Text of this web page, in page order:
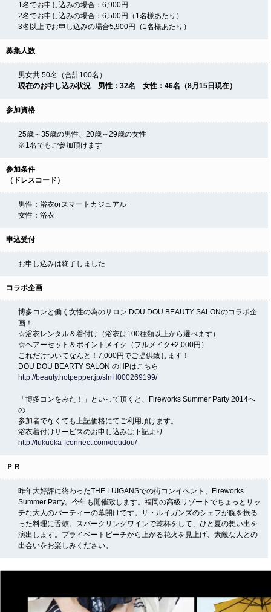
1名でお申し込みの場合：6,900円
2名でお申し込みの場合：6,500円（1名様あたり）
3名以上でお申し込みの場合5,900円（1名様あたり）
募集人数
男女共 50名（合計100名）
現在のお申し込み状況 男性：32名 女性：46名（8月15日現在）
参加資格
25歳～35歳の男性、20歳～29歳の女性
※1名でもご参加頂けます
参加条件
（ドレスコード）
男性：浴衣orスマートカジュアル
女性：浴衣
申込受付
お申し込みは終了しました
コラボ企画
博多コンと働く女性の為のサロン DOU DOU BEAUTY SALONのコラボ企
画！
☆浴衣レンタル＆着付け（浴衣は100種類以上から選べます）
☆ヘアーセット＆ポイントメイク（フルメイク+2,000円）
これだけついてなんと！7,000円でご提供致します！
DOU DOU BEARTY SALON のHPはこちら
http://beauty.hotpepper.jp/slnH000269199/
「博多コンをみた！」といって頂くと、Fireworks Summer Party 2014へ
の
参加者でなくても上記価格にてご利用頂けます。
浴衣着付けサービスのお申し込みは下記より
http://fukuoka-fconnect.com/doudou/
ＰＲ
昨年大好評に終わったTHE LUIGANSでの街コンイベント、Fireworks
Summer Party。今年も開催致します。福岡の高級リゾートでちょっとリッ
チな大人のパーティーの幕開けです。ザ・ルイガンズのシェフが腕を振る
った料理に舌鼓。スパークリングワインで乾杯をして、ひと夏の想い出を
演出します。プライベートビーチから上がる花火を見上げ、素敵な人との
出会いをお楽しみください。